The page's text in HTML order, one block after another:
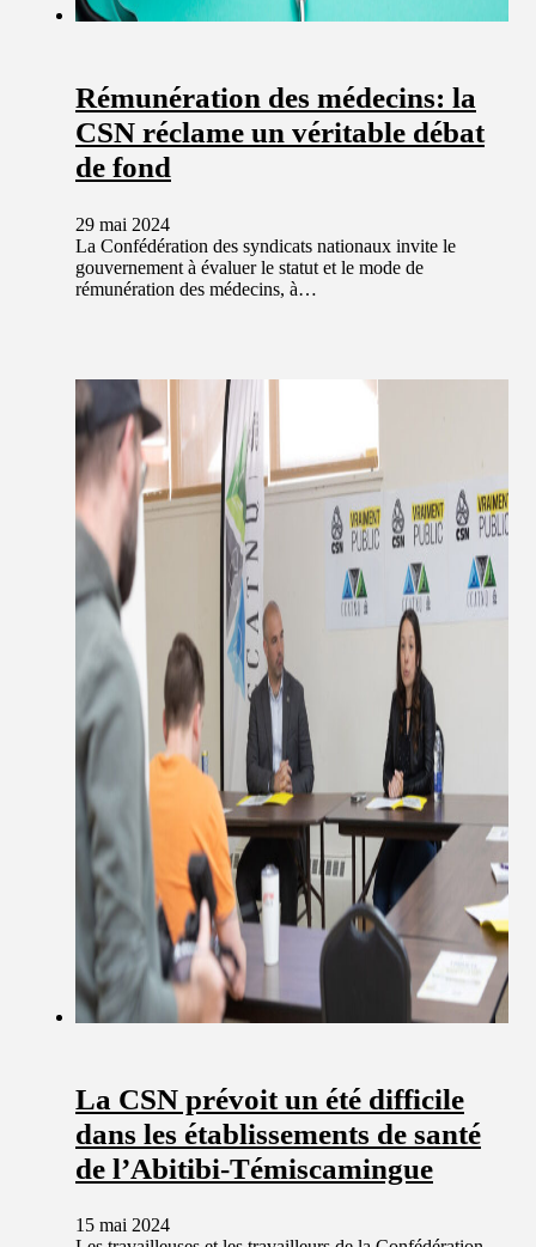
Rémunération des médecins: la
CSN réclame un véritable débat
de fond
29 mai 2024
La Confédération des syndicats nationaux invite le
gouvernement à évaluer le statut et le mode de
rémunération des médecins, à…
La CSN prévoit un été difficile
dans les établissements de santé
de l’Abitibi-Témiscamingue
15 mai 2024